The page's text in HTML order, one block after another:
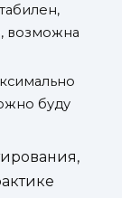
возможна
буду